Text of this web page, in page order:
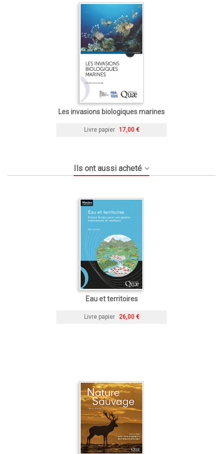
Les invasions biologiques marines
Livre papier 17,00 €
Ils ont aussi acheté
Eau et territoires
Livre papier 26,00 €